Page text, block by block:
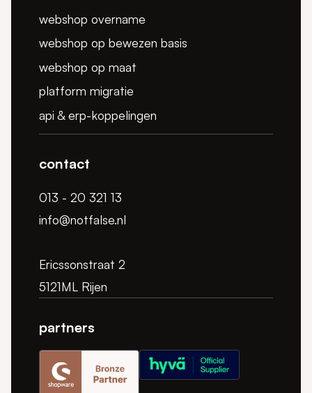
webshop overname
webshop op bewezen basis
webshop op maat
platform migratie
api & erp-koppelingen
contact
013 - 20 321 13
info@notfalse.nl
Ericssonstraat 2
5121ML Rijen
partners